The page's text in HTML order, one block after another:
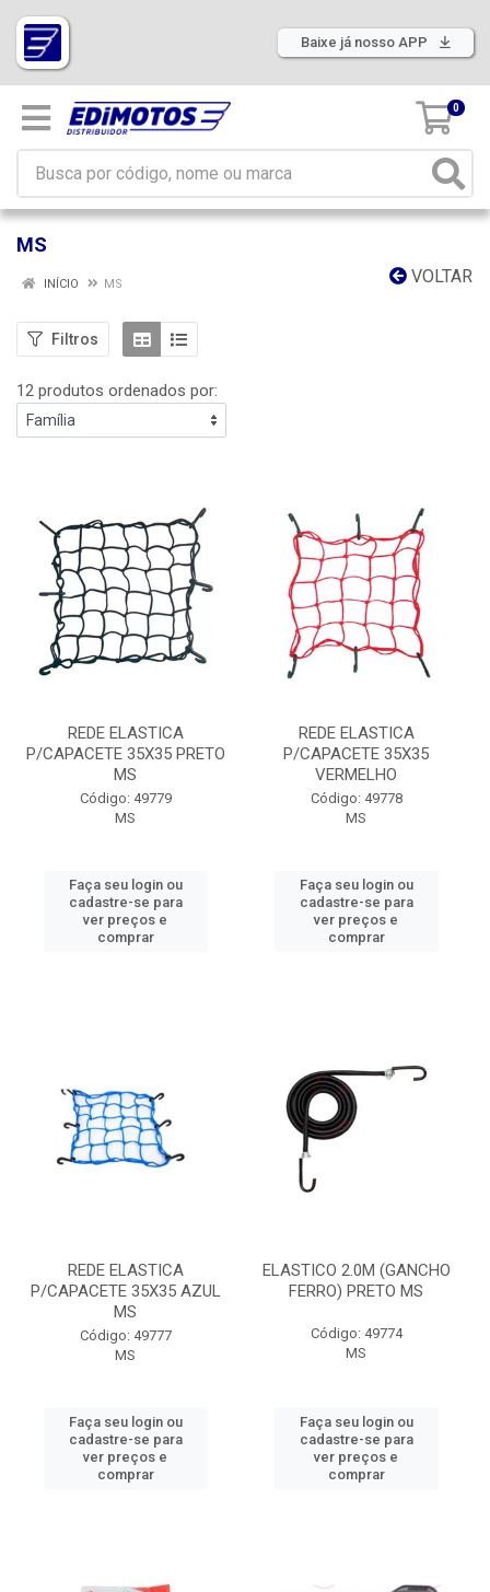
Baixe já nosso APP
0
MS
VOLTAR
INÍCIO MS
Filtros
12 produtos ordenados por:
REDE ELASTICA
P/CAPACETE 35X35 PRETO
MS
Código: 49779
MS
Faça seu login ou
cadastre-se para
ver preços e
comprar
REDE ELASTICA
P/CAPACETE 35X35
VERMELHO
Código: 49778
MS
Faça seu login ou
cadastre-se para
ver preços e
comprar
REDE ELASTICA
P/CAPACETE 35X35 AZUL
MS
Código: 49777
MS
Faça seu login ou
cadastre-se para
ver preços e
comprar
ELASTICO 2.0M (GANCHO
FERRO) PRETO MS
Código: 49774
MS
Faça seu login ou
cadastre-se para
ver preços e
comprar